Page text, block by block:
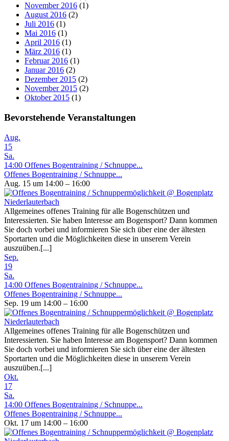
November 2016 (1)
August 2016 (2)
Juli 2016 (1)
Mai 2016 (1)
April 2016 (1)
März 2016 (1)
Februar 2016 (1)
Januar 2016 (2)
Dezember 2015 (2)
November 2015 (2)
Oktober 2015 (1)
Bevorstehende Veranstaltungen
Aug.
15
Sa.
14:00 Offenes Bogentraining / Schnuppe...
Offenes Bogentraining / Schnuppe...
Aug. 15 um 14:00 – 16:00
Allgemeines offenes Training für alle Bogenschützen und
Interessierten. Sie haben Interesse am Bogensport? Dann kommen
Sie doch vorbei und informieren Sie sich über eine der ältesten
Sportarten und die Möglichkeiten diese in unserem Verein
auszuüben.[...]
Sep.
19
Sa.
14:00 Offenes Bogentraining / Schnuppe...
Offenes Bogentraining / Schnuppe...
Sep. 19 um 14:00 – 16:00
Allgemeines offenes Training für alle Bogenschützen und
Interessierten. Sie haben Interesse am Bogensport? Dann kommen
Sie doch vorbei und informieren Sie sich über eine der ältesten
Sportarten und die Möglichkeiten diese in unserem Verein
auszuüben.[...]
Okt.
17
Sa.
14:00 Offenes Bogentraining / Schnuppe...
Offenes Bogentraining / Schnuppe...
Okt. 17 um 14:00 – 16:00